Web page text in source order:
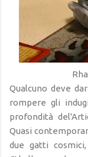
Qualcuno deve
rompere gli
profondità
Quasi
due gatti